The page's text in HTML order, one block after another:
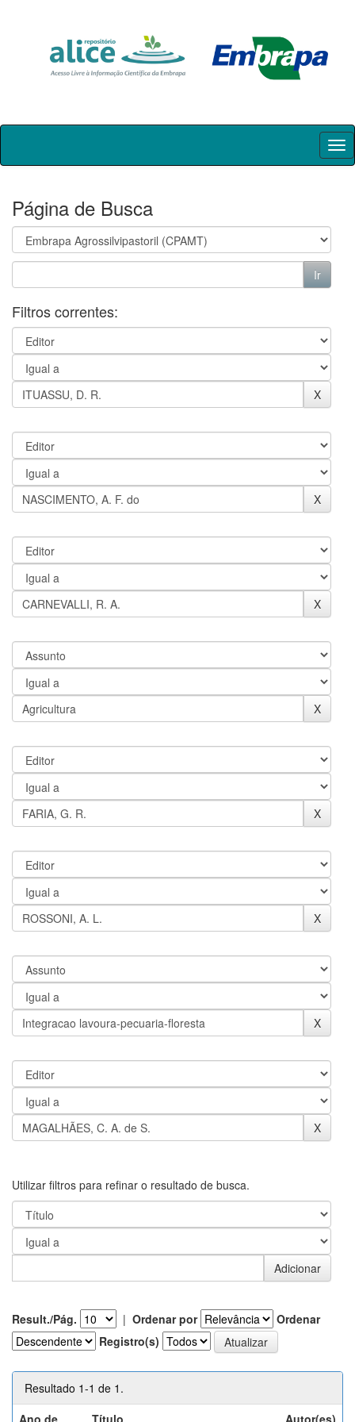
Skip
Página de Busca
Filtros correntes:
Utilizar filtros para refinar o resultado de busca.
Result./Pág. | Ordenar por
Ordenar
Registro(s)
Resultado 1-1 de 1.
Ano de
Título Autor(es)